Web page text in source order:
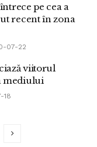
pe cea a
recent în zona
07-22
viitorul
mediului
18